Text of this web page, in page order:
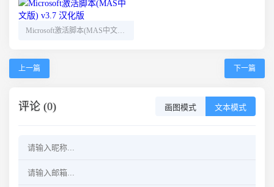
Microsoft激活脚本(MAS中文版) v3.7 汉化版
上一篇 下一篇
评论 (0) 画图模式 文本模式